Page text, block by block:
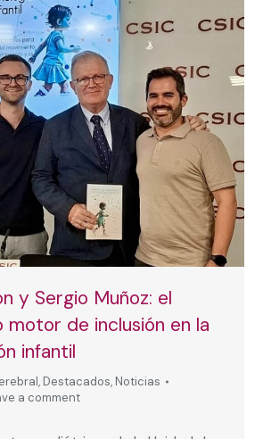
y Sergio Muñoz: el
motor de inclusión en la
infantil
, Destacados, Noticias
a comment